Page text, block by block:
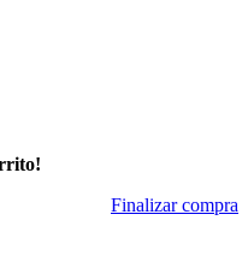
Finalizar compra